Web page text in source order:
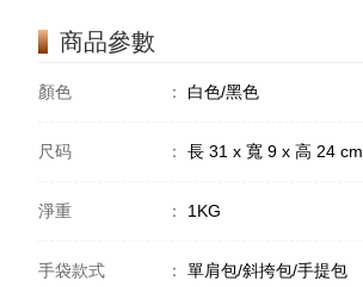
商品參數
顏色 ： 白色/黑色
尺码 ： 長 31 x 寬 9 x 高 24 cm
淨重 ： 1KG
手袋款式 ： 單肩包/斜挎包/手提包